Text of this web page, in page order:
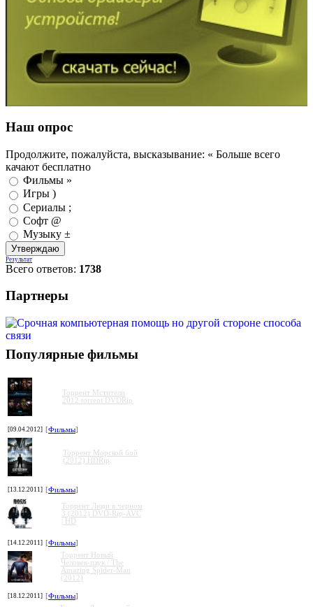
Наш опрос
Продолжите, пожалуйста, высказывание: « Больше всего
качают бесплатно
Фильмы »
Игры )
Сериалы ;
Софт @
Музыку ±
Результат
Всего ответов: 1738
Партнеры
Популярные фильмы
Торрент Мстители
2012 torrent DVDRip
[09.04.2012] [Фильмы]
Торрент Морской бой
(2012) HDRip
[13.12.2011] [Фильмы]
Торрент Люди в черном
3 (2012) DVD-Rip-AVC
| HD
[14.12.2011] [Фильмы]
Торрент Новый
Человек-паук / The
Amazing Spider-Man
(2012)
[18.12.2011] [Фильмы]